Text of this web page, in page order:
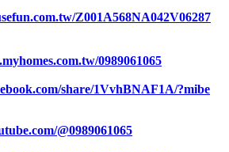
2樓
4樓